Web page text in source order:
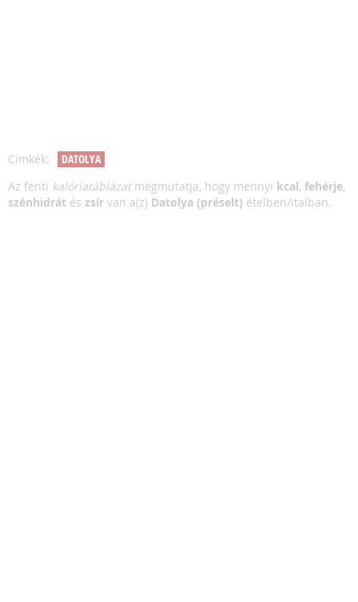
Címkék:
DATOLYA
Az fenti kalóriatáblázatmegmutatja, hogy mennyi kcal, fehérje,
szénhidrát és zsír van a(z) Datolya (préselt) ételben/italban.